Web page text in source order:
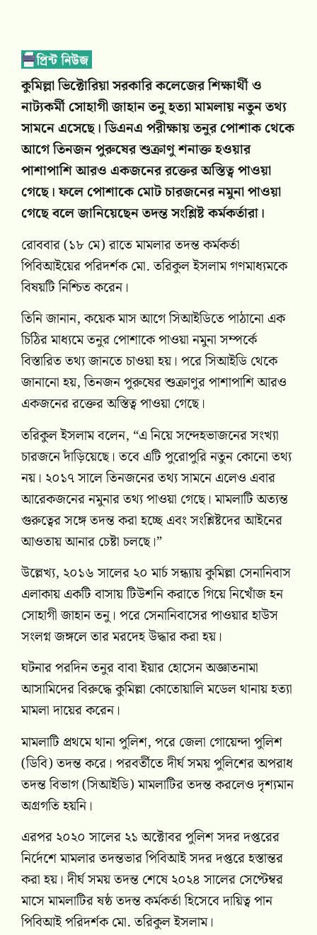
কুমিল্লা ভিক্টোরিয়া সরকারি কলেজের শিক্ষার্থী ও
নাট্যকর্মী সোহাগী জাহান তনু হত্যা মামলায় নতুন তথ্য
সামনে এসেছে। ডিএনএ পরীক্ষায় তনুর পোশাক থেকে
আগে তিনজন পুরুষের শুক্রাণু শনাক্ত হওয়ার
পাশাপাশি আরও একজনের রক্তের অস্তিত্ব পাওয়া
গেছে। ফলে পোশাকে মোট চারজনের নমুনা পাওয়া
গেছে বলে জানিয়েছেন তদন্ত সংশ্লিষ্ট কর্মকর্তারা।
রোববার (১৮ মে) রাতে মামলার তদন্ত কর্মকর্তা
পিবিআইয়ের পরিদর্শক মো. তরিকুল ইসলাম গণমাধ্যমকে
বিষয়টি নিশ্চিত করেন।
তিনি জানান, কয়েক মাস আগে সিআইডিতে পাঠানো এক
চিঠির মাধ্যমে তনুর পোশাকে পাওয়া নমুনা সম্পর্কে
বিস্তারিত তথ্য জানতে চাওয়া হয়। পরে সিআইডি থেকে
জানানো হয়, তিনজন পুরুষের শুক্রাণুর পাশাপাশি আরও
একজনের রক্তের অস্তিত্ব পাওয়া গেছে।
তরিকুল ইসলাম বলেন, “এ নিয়ে সন্দেহভাজনের সংখ্যা
চারজনে দাঁড়িয়েছে। তবে এটি পুরোপুরি নতুন কোনো তথ্য
নয়। ২০১৭ সালে তিনজনের তথ্য সামনে এলেও এবার
আরেকজনের নমুনার তথ্য পাওয়া গেছে। মামলাটি অত্যন্ত
গুরুত্বের সঙ্গে তদন্ত করা হচ্ছে এবং সংশ্লিষ্টদের আইনের
আওতায় আনার চেষ্টা চলছে।”
উল্লেখ্য, ২০১৬ সালের ২০ মার্চ সন্ধ্যায় কুমিল্লা সেনানিবাস
এলাকায় একটি বাসায় টিউশনি করাতে গিয়ে নিখোঁজ হন
সোহাগী জাহান তনু। পরে সেনানিবাসের পাওয়ার হাউস
সংলগ্ন জঙ্গলে তার মরদেহ উদ্ধার করা হয়।
ঘটনার পরদিন তনুর বাবা ইয়ার হোসেন অজ্ঞাতনামা
আসামিদের বিরুদ্ধে কুমিল্লা কোতোয়ালি মডেল থানায় হত্যা
মামলা দায়ের করেন।
মামলাটি প্রথমে থানা পুলিশ, পরে জেলা গোয়েন্দা পুলিশ
(ডিবি) তদন্ত করে। পরবর্তীতে দীর্ঘ সময় পুলিশের অপরাধ
তদন্ত বিভাগ (সিআইডি) মামলাটির তদন্ত করলেও দৃশ্যমান
অগ্রগতি হয়নি।
এরপর ২০২০ সালের ২১ অক্টোবর পুলিশ সদর দপ্তরের
নির্দেশে মামলার তদন্তভার পিবিআই সদর দপ্তরে হস্তান্তর
করা হয়। দীর্ঘ সময় তদন্ত শেষে ২০২৪ সালের সেপ্টেম্বর
মাসে মামলাটির ষষ্ঠ তদন্ত কর্মকর্তা হিসেবে দায়িত্ব পান
পিবিআই পরিদর্শক মো. তরিকুল ইসলাম।